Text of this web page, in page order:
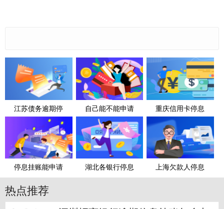
江苏债务逾期停 自己能不能申请 重庆信用卡停息
停息挂账能申请 湖北各银行停息 上海欠款人停息
热点推荐